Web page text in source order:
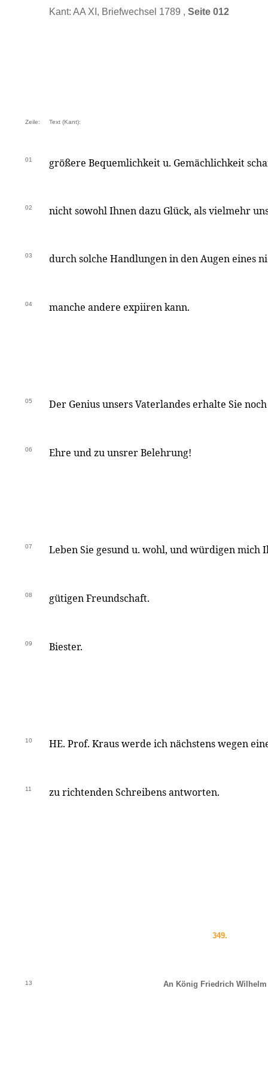
Kant: AA XI, Briefwechsel 1789 , Seite 012
Zeile: Text (Kant):
01 größere Bequemlichkeit u. Gemächlichkeit
02 nicht sowohl Ihnen dazu Glück, als vielmehr
03 durch solche Handlungen in den Augen eines
04 manche andere expiiren kann.
05 Der Genius unsers Vaterlandes erhalte Sie
06 Ehre und zu unsrer Belehrung!
07 Leben Sie gesund u. wohl, und würdigen
08 gütigen Freundschaft.
09 Biester.
10 HE. Prof. Kraus werde ich nächstens wegen
11 zu richtenden Schreibens antworten.
349.
13 An König Friedrich Wilhelm